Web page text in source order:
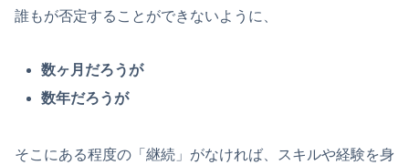
誰もが否定することができないように、
数ヶ月だろうが
数年だろうが
そこにある程度の「継続」がなければ、スキルや経験を身